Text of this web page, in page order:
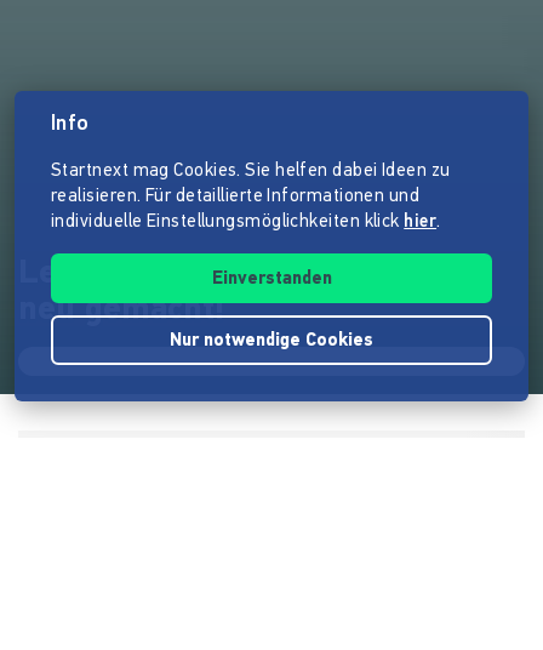
Lebensmittel neu gedacht und
neu gemacht!
Info
Startnext mag Cookies. Sie helfen dabei Ideen zu
realisieren. Für detaillierte Informationen und
individuelle Einstellungsmöglichkeiten klick hier.
Einverstanden
Nur notwendige Cookies